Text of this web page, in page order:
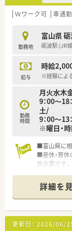
Ｗワーク可 車通
勤務地
富山県
砺波駅 (JR
給与
時給
※経験によ
勤務
時間
月火水木
9：00～
土/
9：00～
※曜日・
■富山県に
■産休・育休
局企業です。
■実際にお
もお選び頂け
詳細を
更新日： 2026/06/